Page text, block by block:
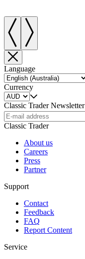
Language
Currency
Classic Trader Newsletter
Classic Trader
About us
Careers
Press
Partner
Support
Contact
Feedback
FAQ
Report Content
Service